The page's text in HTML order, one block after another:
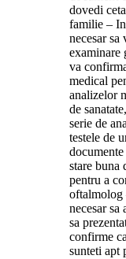
dovedi
familie –
necesar
examinare
va
medical
analizelor
de
serie de
testele de
stare buna
pentru a
oftalmolog
necesar sa
sa
confirme
sunteti apt